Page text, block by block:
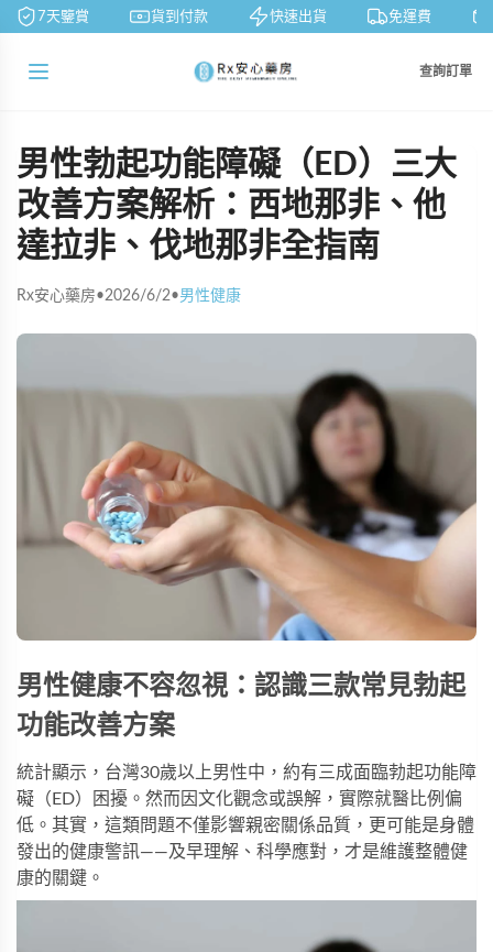
7天鑒賞 貨到付款 快速出貨 免運費
查詢訂單
男性勃起功能障礙（ED）三大
改善方案解析：西地那非、他
達拉非、伐地那非全指南
Rx安心藥房•2026/6/2•男性健康
男性健康不容忽視：認識三款常見勃起
功能改善方案
統計顯示，台灣30歲以上男性中，約有三成面臨勃起功能障
礙（ED）困擾。然而因文化觀念或誤解，實際就醫比例偏
低。其實，這類問題不僅影響親密關係品質，更可能是身體
發出的健康警訊——及早理解、科學應對，才是維護整體健
康的關鍵。